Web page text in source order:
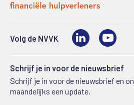
Volg de NVVK LinkedIn
Schrijf je in voor de nieuwsbrief
Schrijf je in voor de nieuwsbrief en
maandelijks een update.